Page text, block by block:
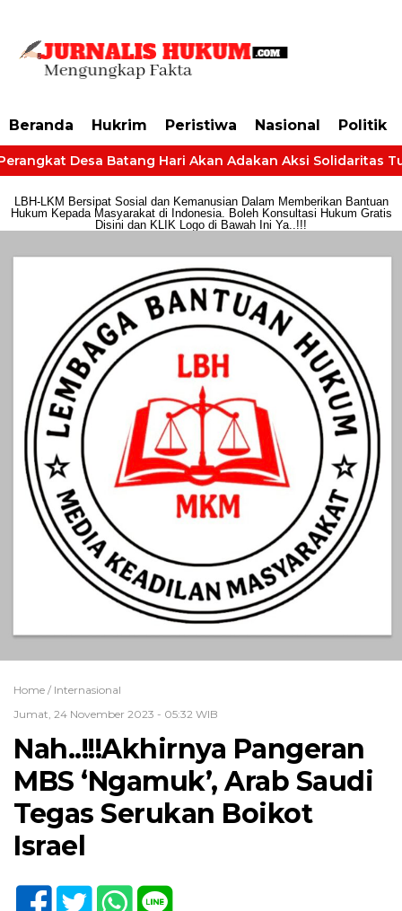
Beranda Hukrim Peristiwa Nasional Politik
Desa Batang Hari Akan Adakan Aksi Solidaritas
LBH-LKM Bersipat Sosial dan Kemanusian Dalam Memberikan Bantuan
Hukum Kepada Masyarakat di Indonesia. Boleh Konsultasi Hukum Gratis
Disini dan KLIK Logo di Bawah Ini Ya..!!!
Home / Internasional
Jumat, 24 November 2023 - 05:32 WIB
Nah..!!!Akhirnya Pangeran
MBS ‘Ngamuk’, Arab Saudi
Tegas Serukan Boikot
Israel